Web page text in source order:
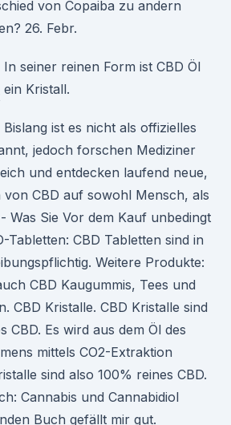
von Copaiba zu andern
26. Febr.
In seiner reinen Form ist CBD Öl
ein Kristall.
Bislang ist es nicht als offizielles
jedoch forschen Mediziner
und entdecken laufend neue,
von CBD auf sowohl Mensch, als
Was Sie Vor dem Kauf unbedingt
Tabletten: CBD Tabletten sind in
Weitere Produkte:
CBD Kaugummis, Tees und
CBD Kristalle. CBD Kristalle sind
CBD. Es wird aus dem Öl des
mittels CO2-Extraktion
sind also 100% reines CBD.
Cannabis und Cannabidiol
Buch gefällt mir gut.